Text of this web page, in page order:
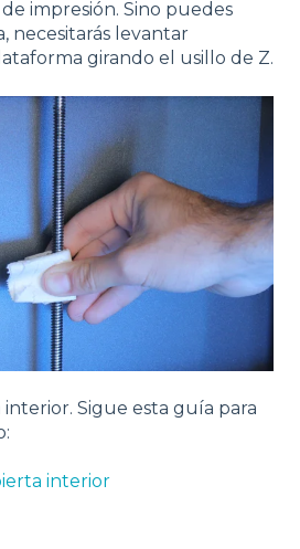
impresión. Sino puedes
necesitarás levantar
girando el usillo de Z.
Sigue esta guía para
interior